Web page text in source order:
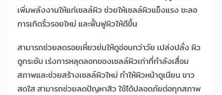
เพิ่มพลังงานให้แก่เซลล์ผิว ช่วยให้เซลล์ผิวแข็งแรง ชะลอ
การเกิดริ้วรอยใหม่ และฟื้นฟูผิวให้ดีขึ้น
สามารถช่วยลดรอยเหี่ยวย่นให้ดูอ่อนกว่าวัย เปล่งปลั่ง ผิว
ดูกระชับ เร่งการหลุดลอกของเซลล์ผิวเก่าที่กำลังเสื่อม
สภาพและช่วยสร้างเซลล์ผิวใหม่ ทำให้ผิวหน้าดูเนียน ขาว
สดใส สามารถช่วยลดปัญหาสิว ใช้ได้ปลอดภัยต่อทุกสภาพ